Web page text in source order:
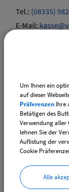
Tel.: (08335)
E-Mail:
Tel.: (08335)
E-Mail:
Website:vgem-
Sachgebiete
Kasse /
Um Ihnen ein
auf dieser
Präferenzen Ihre
Betätigen des
Verwendung aller
lehnen Sie der
Auflistung der
Cookie
Alle